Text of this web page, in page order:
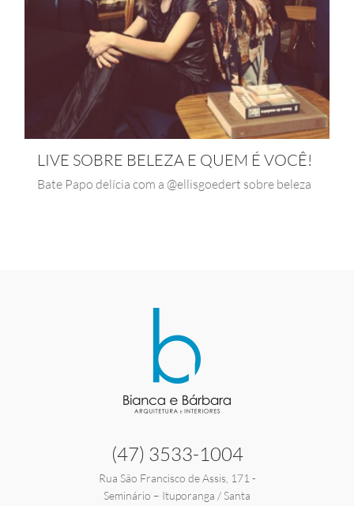
LIVE SOBRE BELEZA E QUEM É VOCÊ!
Bate Papo delícia com a @ellisgoedert sobre beleza
(47) 3533-1004
Rua São Francisco de Assis, 171 -
Seminário – Ituporanga / Santa